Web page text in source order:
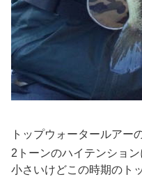
トップウォータールアー
2トーンのハイテンショ
小さいけどこの時期のト